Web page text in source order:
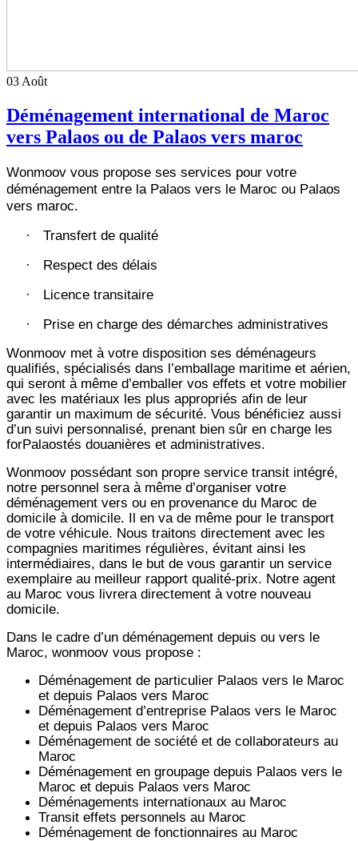
03 Août
Déménagement international de Maroc
vers Palaos ou de Palaos vers maroc
Wonmoov vous propose ses services pour votre
déménagement entre la Palaos vers le Maroc ou Palaos
vers maroc.
· Transfert de qualité
· Respect des délais
· Licence transitaire
·
Prise en charge des démarches administratives
Wonmoov met à votre disposition ses déménageurs
qualifiés, spécialisés dans l’emballage maritime et aérien,
qui seront à même d’emballer vos effets et votre mobilier
avec les matériaux les plus appropriés afin de leur
garantir un maximum de sécurité. Vous bénéficiez aussi
d’un suivi personnalisé, prenant bien sûr en charge les
forPalaostés douanières et administratives.
Wonmoov possédant son propre service transit intégré,
notre personnel sera à même d’organiser votre
déménagement vers ou en provenance du Maroc de
domicile à domicile. Il en va de même pour le transport
de votre véhicule. Nous traitons directement avec les
compagnies maritimes régulières, évitant ainsi les
intermédiaires, dans le but de vous garantir un service
exemplaire au meilleur rapport qualité-prix. Notre agent
au Maroc vous livrera directement à votre nouveau
domicile.
Dans le cadre d’un déménagement depuis ou vers le
Maroc, wonmoov vous propose :
Déménagement de particulier Palaos vers le Maroc
et depuis Palaos vers Maroc
Déménagement d’entreprise Palaos vers le Maroc
et depuis Palaos vers Maroc
Déménagement de société et de collaborateurs au
Maroc
Déménagement en groupage depuis Palaos vers le
Maroc et depuis Palaos vers Maroc
Déménagements internationaux au Maroc
Transit effets personnels au Maroc
Déménagement de fonctionnaires au Maroc